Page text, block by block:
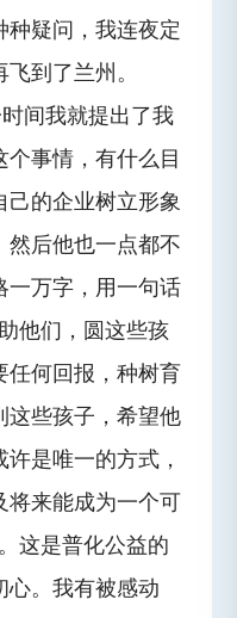
种疑问，我连夜定
到了兰州。
间我就提出了我
事情，有什么目
己的企业树立形象
然后他也一点都不
一万字，用一句话
他们，圆这些孩
任何回报，种树育
这些孩子，希望他
是唯一的方式，
将来能成为一个可
这是普化公益的
心。我有被感动